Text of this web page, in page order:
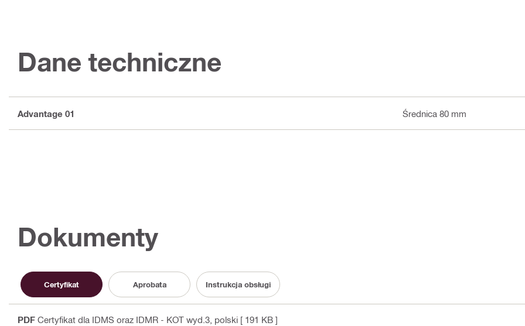
Dane techniczne
Advantage 01 Średnica 80 mm
Dokumenty
Certyfikat Aprobata Instrukcja obsługi
PDF Certyfikat dla IDMS oraz IDMR - KOT wyd.3 , polski [ 191 KB ]